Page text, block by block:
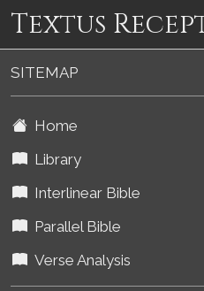
Textus
SITEMAP
Home
Library
Interlinear Bible
Parallel Bible
Verse Analysis